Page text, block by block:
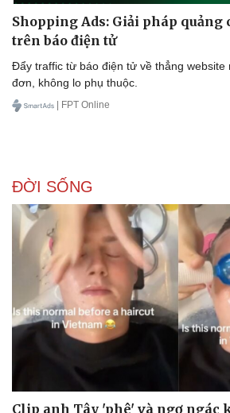
Shopping Ads: Giải pháp quảng
trên báo điện tử
Đẩy traffic từ báo điện tử về thẳng website
đơn, không lo phụ thuộc.
| FPT Online
ĐỜI SỐNG
Clip anh Tây 'phê' và ngơ ngác